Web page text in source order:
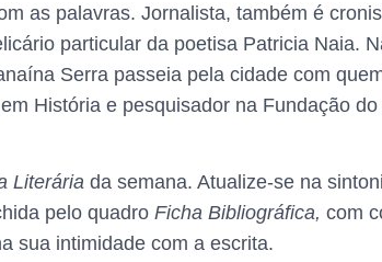
as palavras. Jornalista, também é
particular da poetisa Patricia Naia.
Serra passeia pela cidade com
História e pesquisador na Fundação
Literária da semana. Atualize-se na
pelo quadro Ficha Bibliográfica, com
sua intimidade com a escrita.